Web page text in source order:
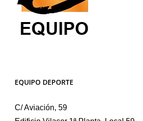
EQUIPO DEPORTE
C/ Aviación, 59